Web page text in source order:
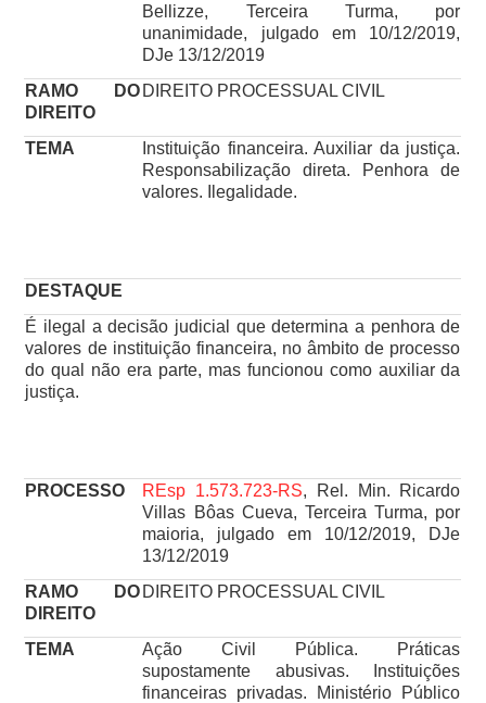
Bellizze, Terceira Turma, por
unanimidade, julgado em 10/12/2019,
DJe 13/12/2019
RAMO DO
DIREITO
DIREITO PROCESSUAL CIVIL
TEMA
Instituição financeira. Auxiliar da justiça.
Responsabilização direta. Penhora de
valores. Ilegalidade.
DESTAQUE
É ilegal a decisão judicial que determina a penhora de
valores de instituição financeira, no âmbito de processo
do qual não era parte, mas funcionou como auxiliar da
justiça.
PROCESSO REsp 1.573.723-RS, Rel. Min. Ricardo
Villas Bôas Cueva, Terceira Turma, por
maioria, julgado em 10/12/2019, DJe
13/12/2019
RAMO DO
DIREITO
DIREITO PROCESSUAL CIVIL
TEMA
Ação Civil Pública. Práticas
supostamente abusivas. Instituições
financeiras privadas. Ministério Público